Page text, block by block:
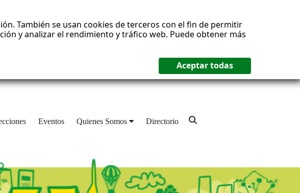
También se usan cookies de terceros con el fin de permitir
y analizar el rendimiento y tráfico web. Puede obtener más
Eventos Quienes Somos Directorio